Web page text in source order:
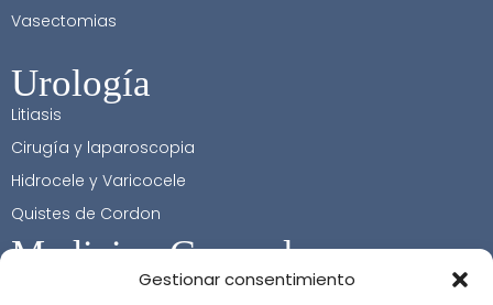
Gestionar consentimiento
Vasectomias
Urología
Litiasis
Cirugía y laparoscopia
Hidrocele y Varicocele
Quistes de Cordon
Medicina General